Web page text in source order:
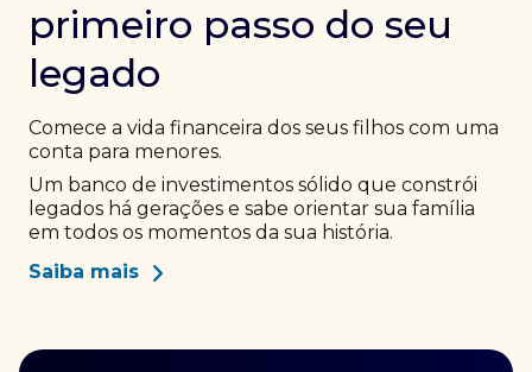
primeiro passo do seu
legado
Comece a vida financeira dos seus filhos com uma
conta para menores.
Um banco de investimentos sólido que constrói
legados há gerações e sabe orientar sua família
em todos os momentos da sua história.
Saiba mais